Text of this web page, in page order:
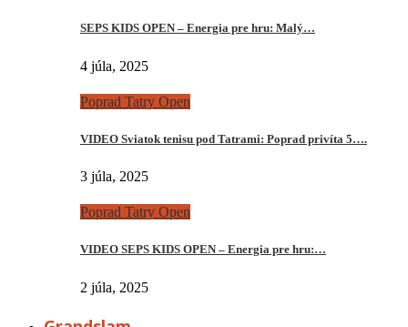
SEPS KIDS OPEN – Energia pre hru: Malý…
4 júla, 2025
Poprad Tatry Open
VIDEO Sviatok tenisu pod Tatrami: Poprad privíta 5….
3 júla, 2025
Poprad Tatry Open
VIDEO SEPS KIDS OPEN – Energia pre hru:…
2 júla, 2025